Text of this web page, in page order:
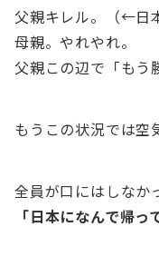
父親キレル。（←日
母親。やれやれ。
父親この辺で「もう
もうこの状況では空
全員が口にはしなか
「日本になんで帰